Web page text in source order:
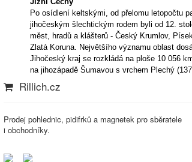
Po osídlení keltskými, od přelomu letopočtu
jihočeským šlechtickým rodem byli od 12.
měst, hradů a klášterů - Český Krumlov,
Zlatá Koruna. Největšího významu oblast
Jihočeský kraj se rozkládá na ploše 10 056
na jihozápadě Šumavou s vrchem Plechý
Rillich.cz
Prodej pohlednic, pidifrků a magnetek pro sběratele
i obchodníky.